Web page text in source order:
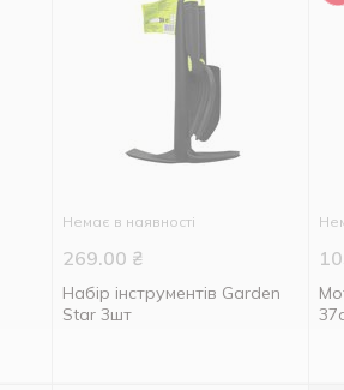
Немає в наявності
269.00 ₴
Набір інструментів Garden
Star 3шт